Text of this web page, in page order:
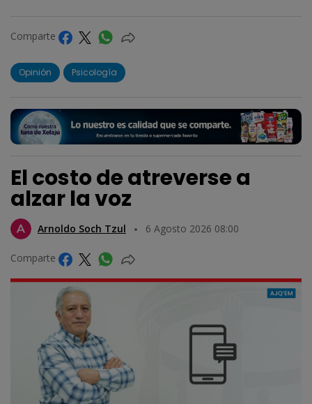
Comparte
Opinión Psicología
El costo de atreverse a
alzar la voz
Arnoldo Soch Tzul 6 Agosto 2026 08:00
Comparte